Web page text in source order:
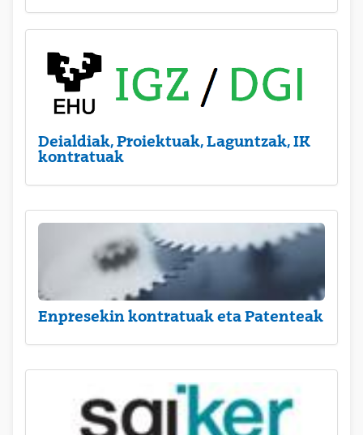
Deialdiak, Proiektuak, Laguntzak, IK
kontratuak
Enpresekin kontratuak eta Patenteak